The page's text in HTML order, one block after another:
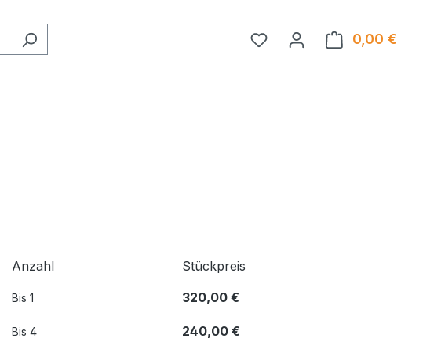
Du hast 0 Produkte auf
0,00 €
Anzahl Stückpreis
Bis 1 320,00 €
Bis 4 240,00 €